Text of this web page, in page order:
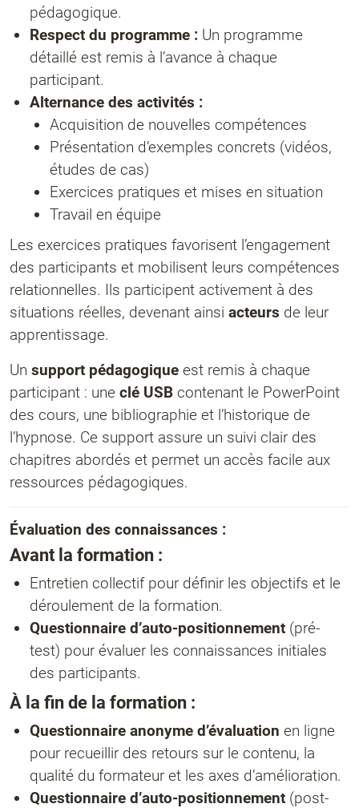
pédagogique.
Respect du programme : Un programme
détaillé est remis à l’avance à chaque
participant.
Alternance des activités :
Acquisition de nouvelles compétences
Présentation d’exemples concrets (vidéos,
études de cas)
Exercices pratiques et mises en situation
Travail en équipe
Les exercices pratiques favorisent l’engagement
des participants et mobilisent leurs compétences
relationnelles. Ils participent activement à des
situations réelles, devenant ainsi acteurs de leur
apprentissage.
Un support pédagogique est remis à chaque
participant : une clé USB contenant le PowerPoint
des cours, une bibliographie et l’historique de
l’hypnose. Ce support assure un suivi clair des
chapitres abordés et permet un accès facile aux
ressources pédagogiques.
Évaluation des connaissances :
Avant la formation :
Entretien collectif pour définir les objectifs et le
déroulement de la formation.
Questionnaire d’auto-positionnement (pré-
test) pour évaluer les connaissances initiales
des participants.
À la fin de la formation :
Questionnaire anonyme d’évaluation en ligne
pour recueillir des retours sur le contenu, la
qualité du formateur et les axes d’amélioration.
Questionnaire d’auto-positionnement (post-